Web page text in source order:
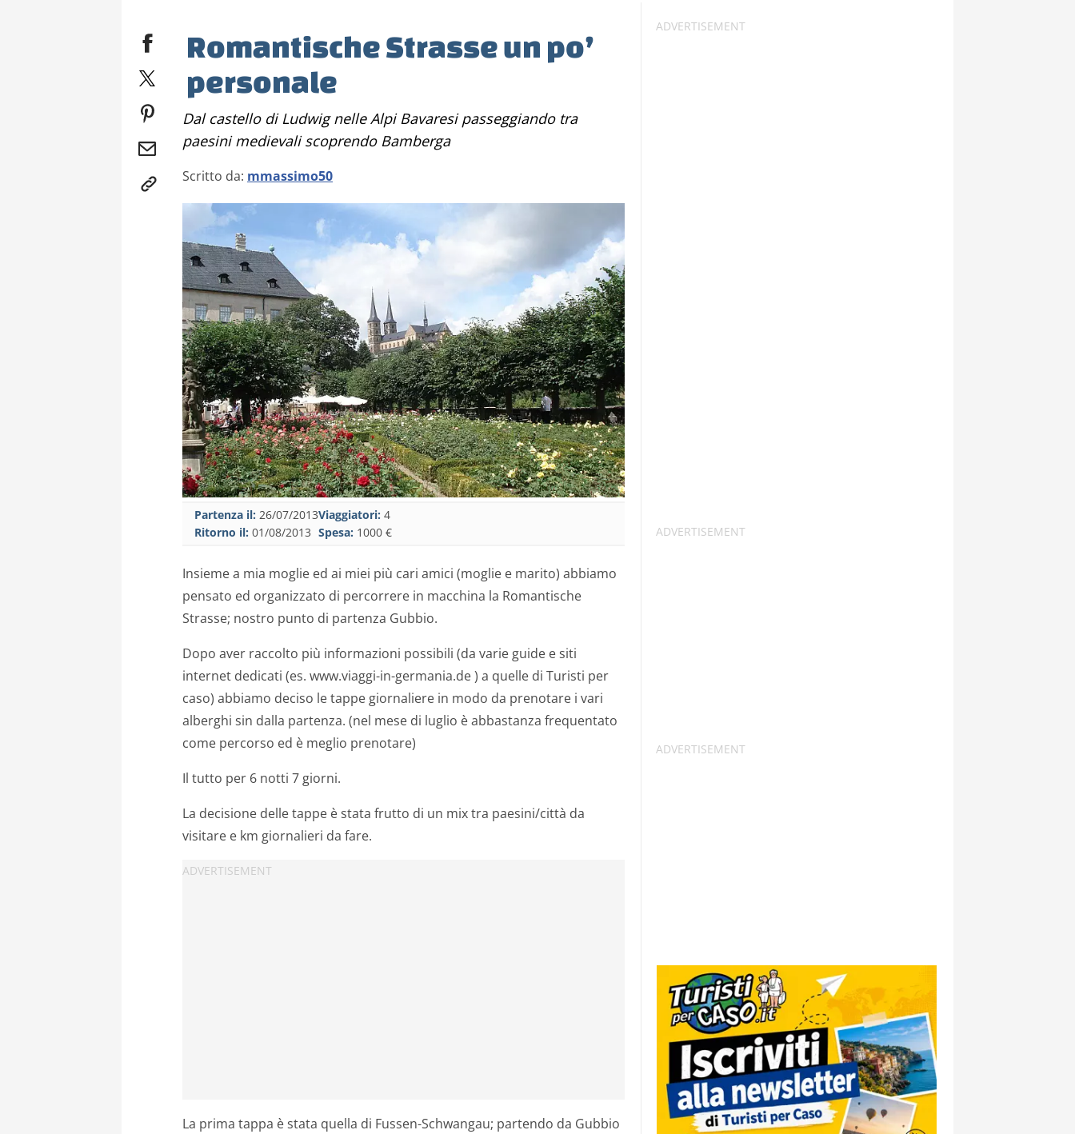
Romantische Strasse un po’
personale
Dal castello di Ludwig nelle Alpi Bavaresi passeggiando tra
paesini medievali scoprendo Bamberga
Scritto da: mmassimo50
Partenza il: 26/07/2013
Ritorno il: 01/08/2013
Viaggiatori: 4
Spesa: 1000 €
Insieme a mia moglie ed ai miei più cari amici (moglie e marito) abbiamo
pensato ed organizzato di percorrere in macchina la Romantische
Strasse; nostro punto di partenza Gubbio.
Dopo aver raccolto più informazioni possibili (da varie guide e siti
internet dedicati (es. www.viaggi-in-germania.de ) a quelle di Turisti per
caso) abbiamo deciso le tappe giornaliere in modo da prenotare i vari
alberghi sin dalla partenza. (nel mese di luglio è abbastanza frequentato
come percorso ed è meglio prenotare)
Il tutto per 6 notti 7 giorni.
La decisione delle tappe è stata frutto di un mix tra paesini/città da
visitare e km giornalieri da fare.
La prima tappa è stata quella di Fussen-Schwangau; partendo da Gubbio